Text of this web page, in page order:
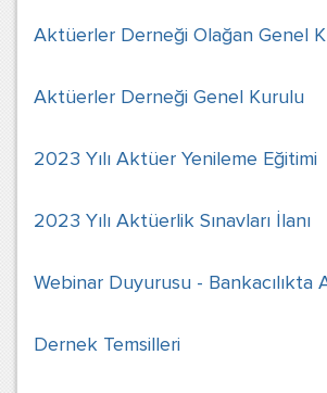
Aktüerler Derneği Olağan Genel
Aktüerler Derneği Genel Kurulu
2023 Yılı Aktüer Yenileme Eğitimi
2023 Yılı Aktüerlik Sınavları İlanı
Webinar Duyurusu - Bankacılıkta
Dernek Temsilleri